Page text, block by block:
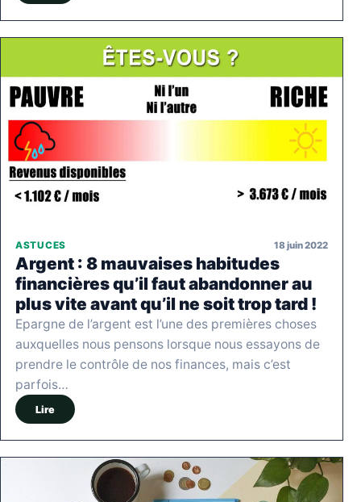
ASTUCES 18 juin 2022
Argent : 8 mauvaises habitudes
financières qu’il faut abandonner au
plus vite avant qu’il ne soit trop tard !
Epargne de l’argent est l’une des premières choses
auxquelles nous pensons lorsque nous essayons de
prendre le contrôle de nos finances, mais c’est
parfois…
Lire